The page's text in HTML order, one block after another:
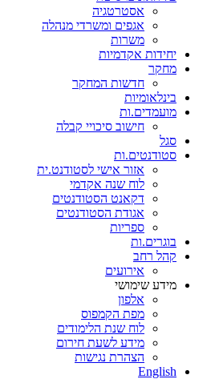
אסטרטגיה
אגפים ומשרדי מנהלה
משרות
יחידות אקדמיות
מחקר
חדשות המחקר
בינלאומיות
מועמדים.ות
חישוב סיכויי קבלה
סגל
סטודנטים.ות
אזור אישי לסטודנט.ית
לוח שנה אקדמי
דקאנט הסטודנטים
אגודת הסטודנטים
ספריות
בוגרים.ות
קהל רחב
אירועים
מידע שימושי
אלפון
מפת הקמפוס
לוח שנת הלימודים
מידע לשעת חירום
הצהרת נגישות
English